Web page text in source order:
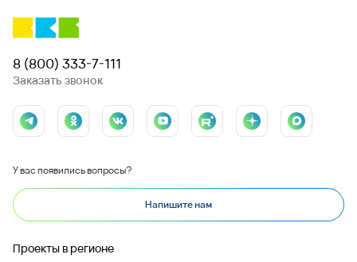
8 (800) 333-7-111
Заказать звонок
У вас появились вопросы?
Напишите нам
Проекты в регионе